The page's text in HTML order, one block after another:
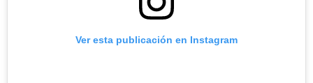
Ver esta publicación en Instagram